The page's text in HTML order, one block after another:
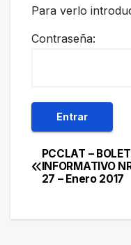
Para verlo
Contraseña:
de
entradas
PCCLAT –
INFORMATIVO
27 – Enero 2017